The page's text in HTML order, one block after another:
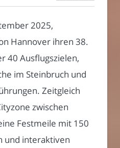
2025,
Hannover ihren 38.
40 Ausflugszielen,
im Steinbruch und
Zeitgleich
zwischen
Festmeile mit 150
und interaktiven